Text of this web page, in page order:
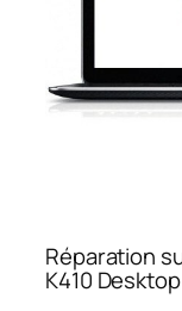
Réparation
K410